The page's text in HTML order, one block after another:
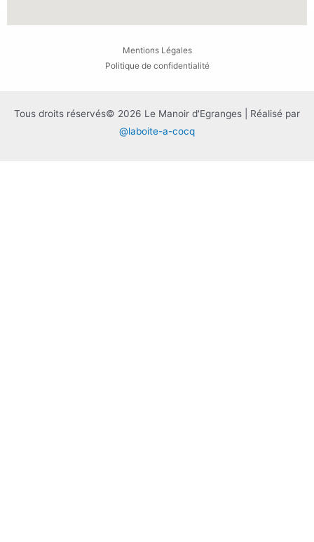
Mentions Légales
Politique de confidentialité
Tous droits réservés© 2026 Le Manoir d'Egranges | Réalisé par
@laboite-a-cocq